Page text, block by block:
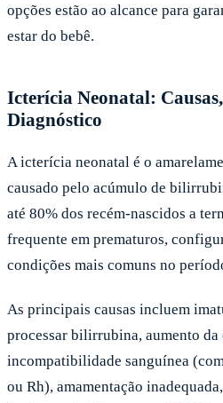
opções estão ao alcance para
estar do bebê.
Icterícia Neonatal:
Diagnóstico
A icterícia neonatal é o
causado pelo acúmulo de
até 80% dos recém-nascidos a
frequente em prematuros,
condições mais comuns no
As principais causas incluem
processar bilirrubina, aumento
incompatibilidade sanguínea
ou Rh), amamentação